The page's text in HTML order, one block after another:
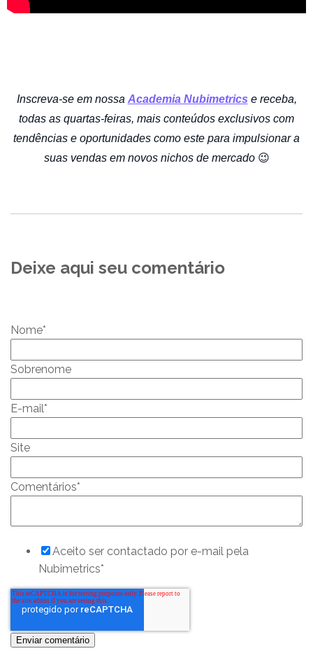
Inscreva-se em nossa Academia Nubimetrics e receba,
todas as quartas-feiras, mais conteúdos exclusivos com
tendências e oportunidades como este para impulsionar a
suas vendas em novos nichos de mercado 😉
Deixe aqui seu comentário
Nome*
Sobrenome
E-mail*
Site
Comentários*
Aceito ser contactado por e-mail pela
Nubimetrics*